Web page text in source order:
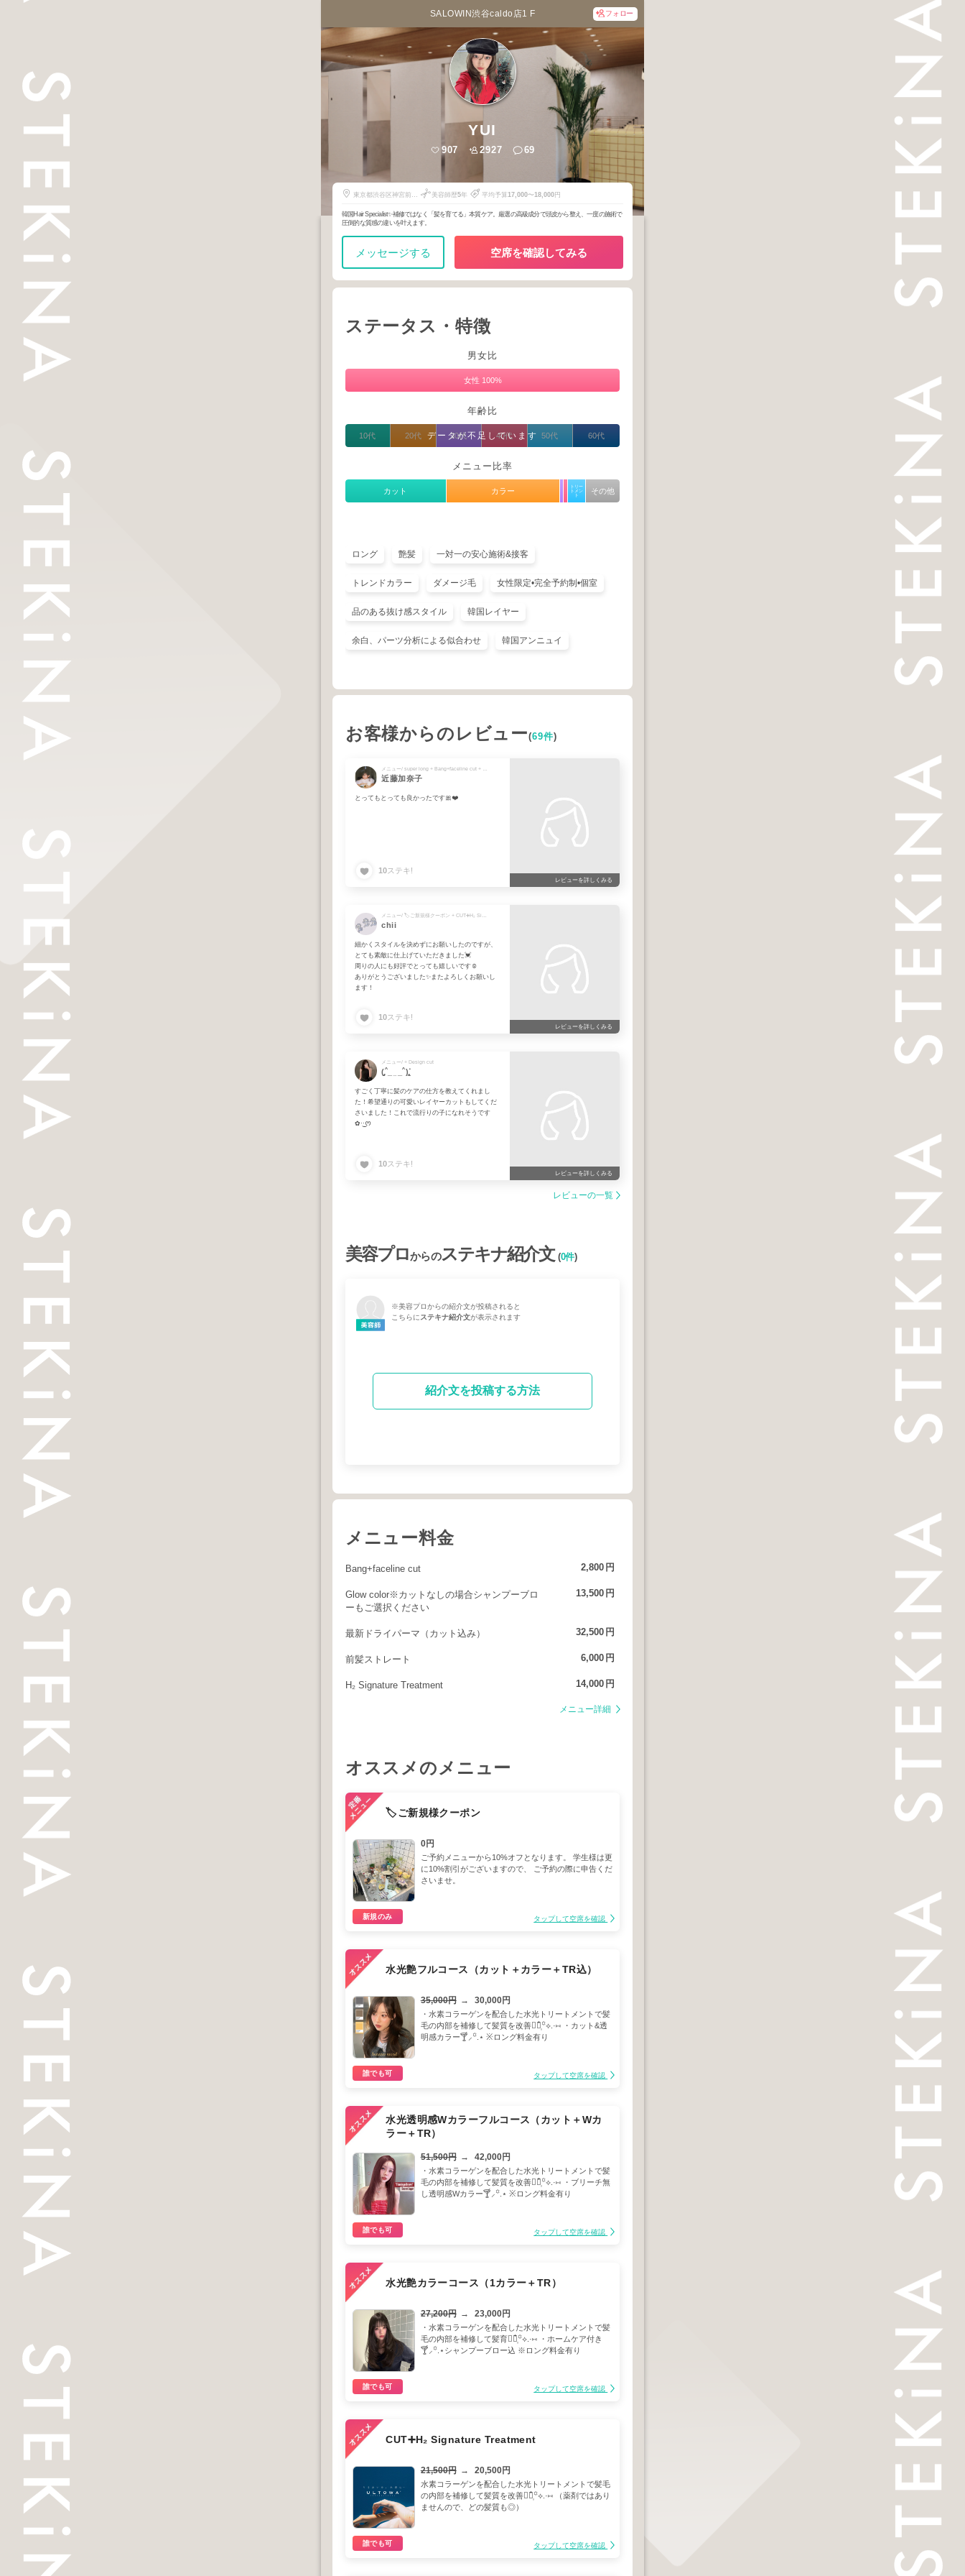
SALOWIN渋谷caldo店1 F フォロー
YUI
907 2927 69
東京都渋谷区神宮前6-
美容師歴5年 平均予算17,000〜18,000円
韓国Hair Specialist✨補修ではなく「髪を育てる」本質ケア。厳選の高級成分で頭皮から整え、一度の施術で
圧倒的な質感の違いを叶えます。
メッセージする 空席を確認してみる
ステータス・特徴
男女比
女性 100%
年齢比
データが不足しています
10代 20代 30代 40代 50代 60代
メニュー比率
カット カラー
トリー
トメン
ト
その他
ロング 艶髪 一対一の安心施術&接客
トレンドカラー ダメージ毛 女性限定•完全予約制•個室
品のある抜け感スタイル 韓国レイヤー
余白、パーツ分析による似合わせ 韓国アンニュイ
お客様からのレビュー(69件)
近藤加奈子
とってもとっても良かったです🎀❤️
10ステキ!
レビューを詳しくみる
chii
細かくスタイルを決めずにお願いしたのですが、
とても素敵に仕上げていただきました💓
周りの人にも好評でとっても嬉しいです☺️
ありがとうございました✨またよろしくお願いし
ます！
10ステキ!
レビューを詳しくみる
メニュー/ + Design cut
(̨̡ˆ_ ̫ _ˆ)̧̢ᐝ
すごく丁寧に髪のケアの仕方を教えてくれまし
た！希望通りの可愛いレイヤーカットもしてくだ
さいました！これで流行りの子になれそうです
✿·͜·ᰔ
10ステキ!
レビューを詳しくみる
レビューの一覧
美容プロからのステキナ紹介文(0件)
※美容プロからの紹介文が投稿されると
こちらにステキナ紹介文が表示されます
紹介文を投稿する方法
メニュー料金
Bang+faceline cut 2,800 円
Glow color※カットなしの場合シャンプーブロ
ーもご選択ください
13,500 円
最新ドライパーマ（カット込み） 32,500 円
前髪ストレート 6,000 円
H₂ Signature Treatment 14,000 円
メニュー詳細
オススメのメニュー
🏷️ご新規様クーポン
0円
ご予約メニューから10%オフとなります。 学生様は更
に10%割引がございますので、 ご予約の際に申告くだ
さいませ。
新規のみ タップして空席を確認
水光艶フルコース（カット＋カラー＋TR込）
35,000円 → 30,000円
・水素コラーゲンを配合した水光トリートメントで髪
毛の内部を補修して髪質を改善☾⃝໋᷂꙳⟡.·⑅ ・カット&透
明感カラー🍸⸝꙳.⋆ ※ロング料金有り
誰でも可 タップして空席を確認
水光透明感Wカラーフルコース（カット＋Wカ
ラー＋TR）
51,500円 → 42,000円
・水素コラーゲンを配合した水光トリートメントで髪
毛の内部を補修して髪質を改善☾⃝໋᷂꙳⟡.·⑅ ・ブリーチ無
し透明感Wカラー🍸⸝꙳.⋆ ※ロング料金有り
誰でも可 タップして空席を確認
水光艶カラーコース（1カラー＋TR）
27,200円 → 23,000円
・水素コラーゲンを配合した水光トリートメントで髪
毛の内部を補修して髪育☾⃝໋᷂꙳⟡.·⑅ ・ホームケア付き
🍸⸝꙳.⋆シャンプーブロー込 ※ロング料金有り
誰でも可 タップして空席を確認
CUT➕H₂ Signature Treatment
21,500円 → 20,500円
水素コラーゲンを配合した水光トリートメントで髪毛
の内部を補修して髪質を改善☾⃝໋᷂꙳⟡.·⑅ （薬剤ではあり
ませんので、どの髪質も◎）
誰でも可 タップして空席を確認